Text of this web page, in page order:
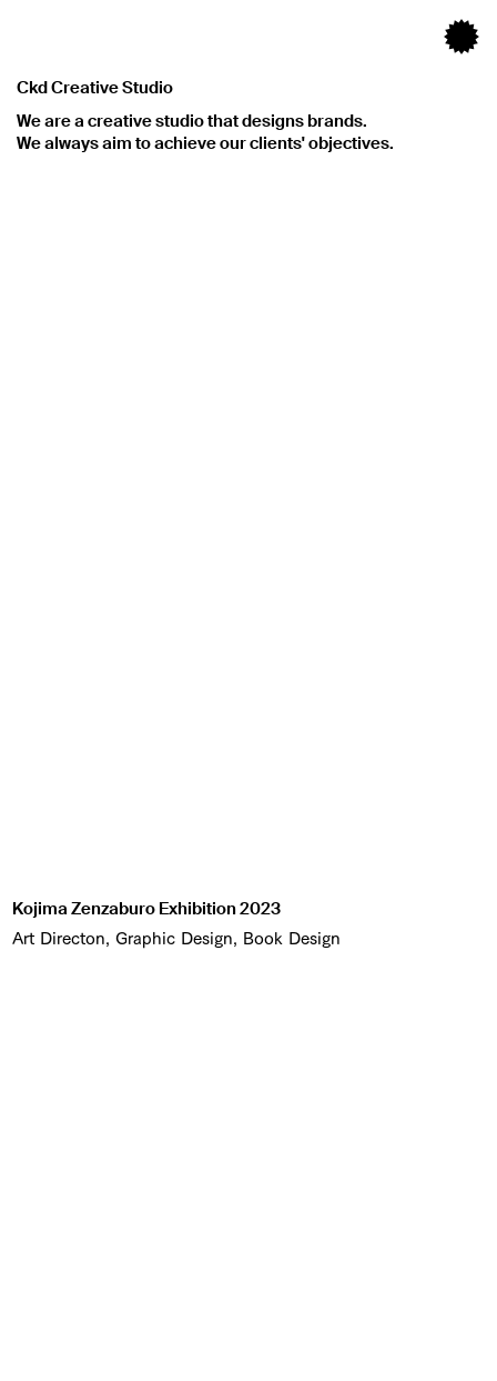
Kojima Zenzaburo Exhibition 2023
Art Directon, Graphic Design, Book Design
Ckd Creative Studio
We are a creative studio that designs brands.
We always aim to achieve our clients' objectives.